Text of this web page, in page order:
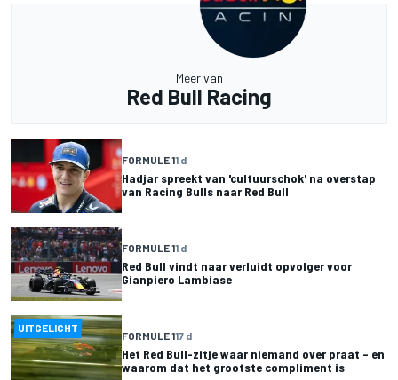
Meer van
Red Bull Racing
FORMULE 11 d
Hadjar spreekt van 'cultuurschok' na overstap
van Racing Bulls naar Red Bull
FORMULE 11 d
Red Bull vindt naar verluidt opvolger voor
Gianpiero Lambiase
UITGELICHT
FORMULE 117 d
Het Red Bull-zitje waar niemand over praat – en
waarom dat het grootste compliment is